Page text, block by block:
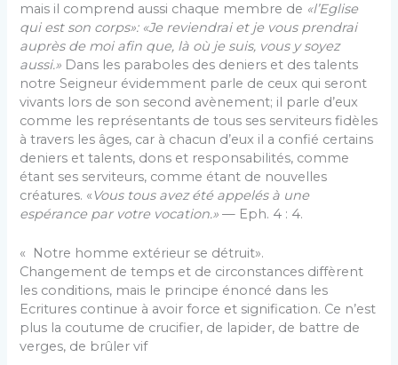
mais il comprend aussi chaque membre de «l’Eglise
qui est son corps»: «Je reviendrai et je vous prendrai
auprès de moi afin que, là où je suis, vous y soyez
aussi.» Dans les paraboles des deniers et des talents
notre Seigneur évidemment parle de ceux qui seront
vivants lors de son second avènement; il parle d’eux
comme les re­présentants de tous ses serviteurs fidèles
à travers les âges, car à chacun d’eux il a confié certains
deniers et talents, dons et responsabilités, comme
étant ses serviteurs, comme étant de nouvelles
créatures. «Vous tous avez été appelés à une
espérance par votre vocation.» — Eph. 4 : 4.
« Notre homme extérieur se détruit».
Changement de temps et de circonstances diffèrent
les conditions, mais le principe énoncé dans les
Ecritures con­tinue à avoir force et signification. Ce n’est
plus la coutume de crucifier, de lapider, de battre de
verges, de brûler vif